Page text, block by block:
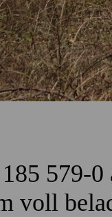
579-
voll